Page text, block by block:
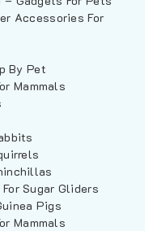
Accessories For
By Pet
Mammals
Sugar Gliders
Pigs
Mammals